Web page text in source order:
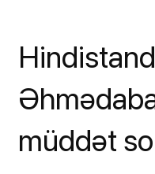
müddət